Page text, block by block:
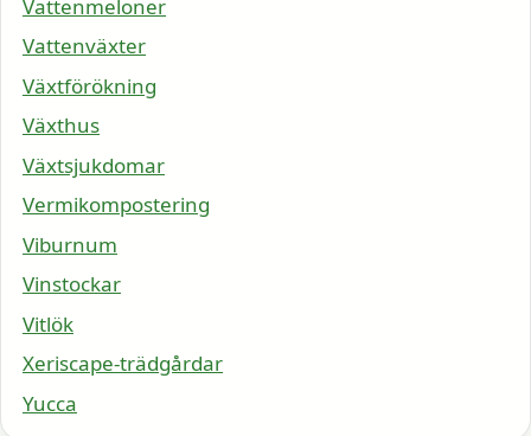
Vattenmeloner
Vattenväxter
Växtförökning
Växthus
Växtsjukdomar
Vermikompostering
Viburnum
Vinstockar
Vitlök
Xeriscape-trädgårdar
Yucca